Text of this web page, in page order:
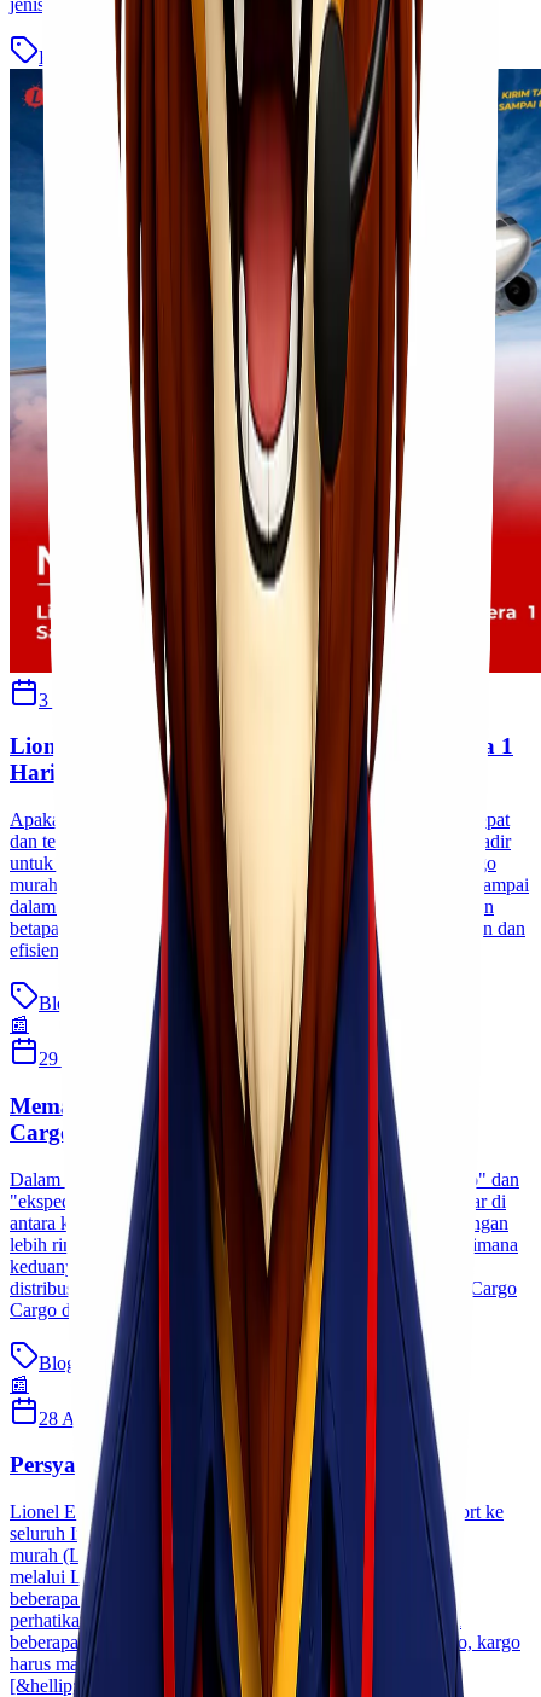
Blog Baca Selengkapnya
3 September 2024 Habibah Auni
Lionel Express: Cargo Murah Jakarta Sumatera 1
Hari Sampai Tanpa Tambahan Biaya!
Apakah Kawan Lio mencari solusi pengiriman barang yang cepat
dan terjangkau antara Jakarta dan Sumatera? Lionel Express hadir
untuk memenuhi kebutuhan Kawan Lio! Dengan layanan cargo
murah Jakarta Sumatera, pengiriman barang Kawan Lio bisa sampai
dalam waktu hanya satu hari tanpa biaya tambahan. Bayangkan
betapa nyamannya mengirim barang dengan jaminan kecepatan dan
efisiensi. Mari kita telusuri [&hellip;]
Blog
Baca Selengkapnya
📰
29 Januari 2024
Ulfi Khasanah
Memahami Perbedaan dan Proses Pengiriman
Cargo serta Ekspedisi
Dalam dunia logistik, seringkali kita mendengar istilah "cargo" dan
"ekspedisi" tanpa sepenuhnya memahami perbedaan mendasar di
antara keduanya. Dalam artikel ini, kita akan menjelaskan dengan
lebih rinci tentang pengiriman cargo dan ekspedisi serta bagaimana
keduanya memainkan peran penting dalam rantai pasok dan
distribusi. 1. Perbedaan Cargo dan Ekspedisi 1.1 Pengertian Cargo
Cargo dapat diartikan sebagai [&hellip;]
Blog
Baca Selengkapnya
📰
28 April 2021
seoexpress
Persyaratan dan Jenis-jenis Cargo
Lionel Express melayani kiriman Door to Door & Port to Port ke
seluruh Indonesia dengan cepat dan aman, serta harga yang
murah (Low Price). Sebelum anda mengirim barang cargo
melalui Lionel Express ada baiknya memahami
beberapa persyaratan dan jenis-jenis cargo yang harus anda
perhatikan. Menurut IATA TACT Rules , secara umum ada
beberapa hal yang perlu diperhatikan untuk menerima kargo, kargo
harus masuk ke dalam kategori Ready For Carriage dengan
[&hellip;]